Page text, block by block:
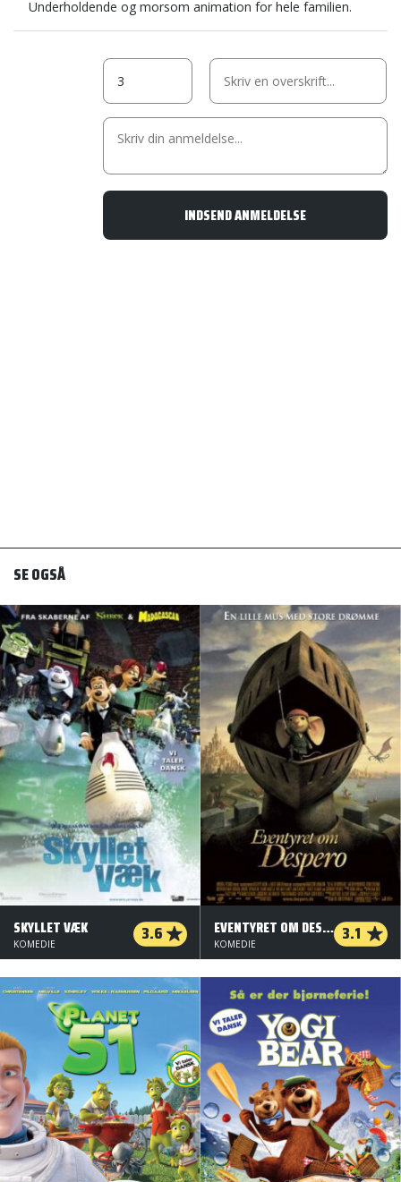
Underholdende og morsom animation for hele familien.
SE OGSÅ
SKYLLET VÆK 3.6
KOMEDIE
EVENTYRET OM DESPERO 3.1
KOMEDIE